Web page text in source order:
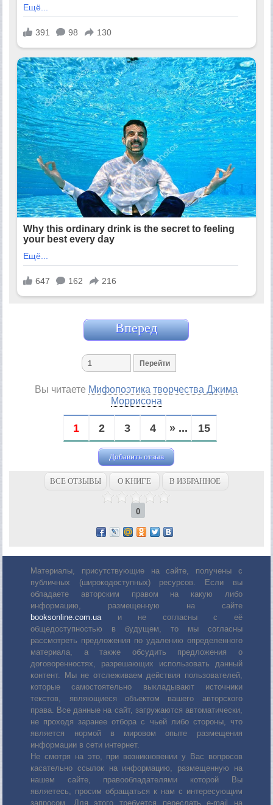
Вперед
Вы читаете Мифопоэтика творчества Джима
Моррисона
1 2 3 4 » ... 15
Добавить отзыв
ВСЕ ОТЗЫВЫ О КНИГЕ В ИЗБРАННОЕ
0
Материалы, присутствующие на сайте, получены с
публичных (широкодоступных) ресурсов. Если вы
обладаете авторским правом на какую либо
информацию, размещенную на сайте
booksonline.com.uaи не согласны с её
общедоступностью в будущем, то мы согласны
рассмотреть предложения по удалению определенного
материала, а также обсудить предложения о
договоренностях, разрешающих использовать данный
контент. Мы не отслеживаем действия пользователей,
которые самостоятельно выкладывают источники
текстов, являющиеся объектом вашего авторского
права. Все данные на сайт, загружаются автоматически,
не проходя заранее отбора с чьей либо стороны, что
является нормой в мировом опыте размещения
информации в сети интернет.
Не смотря на это, при возникновении у Вас вопросов
касательно ссылок на информацию, размещенную на
нашем сайте, правообладателями которой Вы
являетесь, просим обращаться к нам с интересующим
запросом. Для этого требуется переслать е-mail на